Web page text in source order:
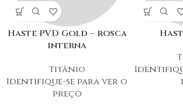
Haste PVD Gold – rosca
interna
Titânio
Identifique-se para ver o
preço